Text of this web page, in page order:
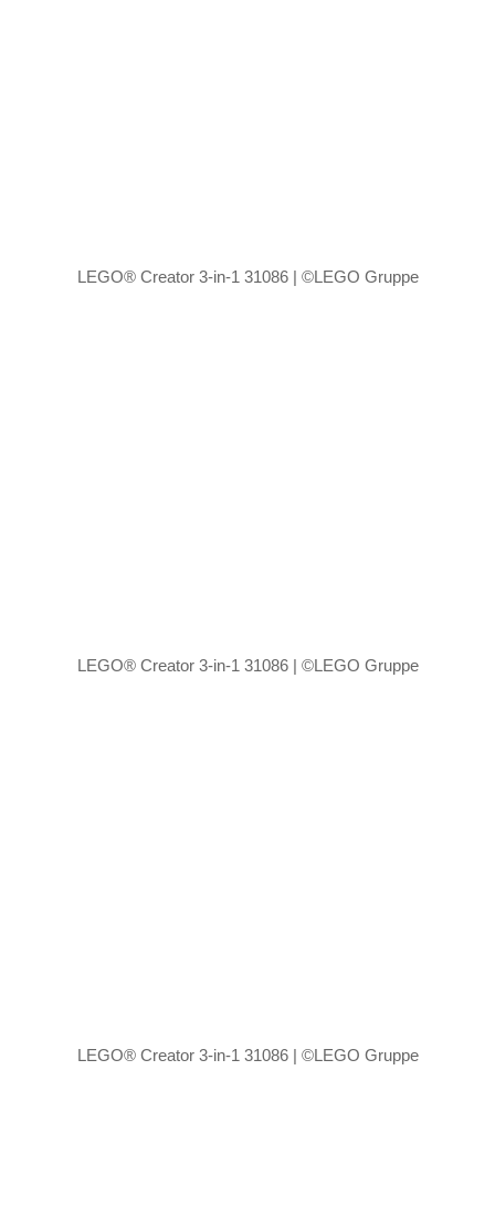
LEGO® Creator 3-in-1 31086 | ©LEGO Gruppe
LEGO® Creator 3-in-1 31086 | ©LEGO Gruppe
LEGO® Creator 3-in-1 31086 | ©LEGO Gruppe